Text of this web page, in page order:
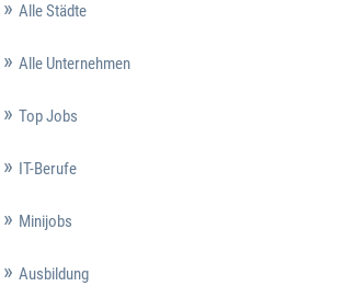
Alle Städte
Alle Unternehmen
Top Jobs
IT-Berufe
Minijobs
Ausbildung